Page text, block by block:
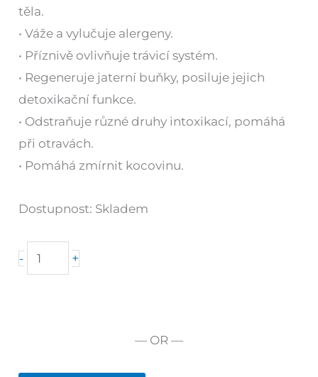
těla.
• Váže a vylučuje alergeny.
• Příznivě ovlivňuje trávicí systém.
• Regeneruje jaterní buňky, posiluje jejich
detoxikační funkce.
• Odstraňuje různé druhy intoxikací, pomáhá
při otravách.
• Pomáhá zmírnit kocovinu.
Dostupnost: Skladem
-
Di
Guard
+
— OR —